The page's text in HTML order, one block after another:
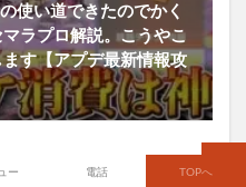
使い道できたのでかく
ラプロ解説。こうやこ
す【アプデ最新情報攻
ー 電話 TOPへ